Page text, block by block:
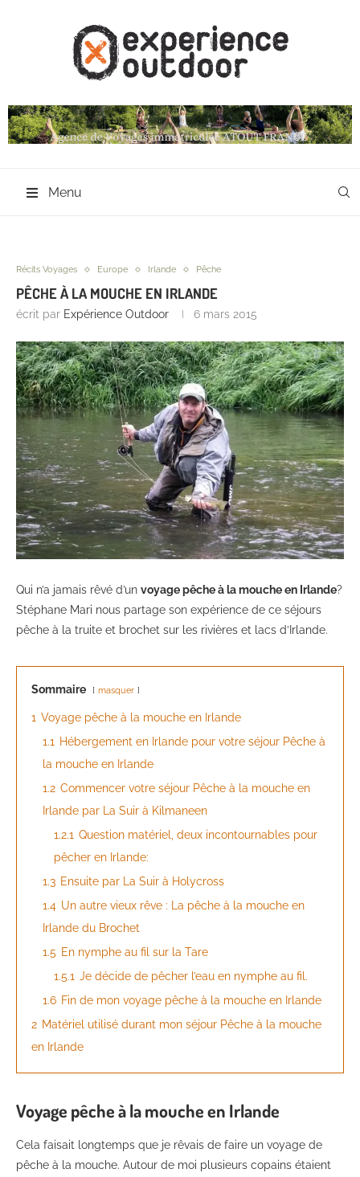
Menu
Récits Voyages Europe Irlande Pêche
PÊCHE À LA MOUCHE EN IRLANDE
écrit par Expérience Outdoor 6 mars 2015
Qui n’a jamais rêvé d’un voyage pêche à la mouche en Irlande?
Stéphane Mari nous partage son expérience de ce séjours
pêche à la truite et brochet sur les rivières et lacs d’Irlande.
Sommaire masquer
1 Voyage pêche à la mouche en Irlande
1.1
Hébergement en Irlande pour votre séjour Pêche à
la mouche en Irlande
1.2 Commencer votre séjour Pêche à la mouche en
Irlande par La Suir à Kilmaneen
1.2.1 Question matériel, deux incontournables pour
pêcher en Irlande:
1.3 Ensuite par La Suir à Holycross
1.4 Un autre vieux rêve : La pêche à la mouche en
Irlande du Brochet
1.5 En nymphe au fil sur la Tare
1.5.1 Je décide de pêcher l’eau en nymphe au fil.
1.6 Fin de mon voyage pêche à la mouche en Irlande
2 Matériel utilisé durant mon séjour Pêche à la mouche
en Irlande
Voyage pêche à la mouche en Irlande
Cela faisait longtemps que je rêvais de faire un voyage de
pêche à la mouche. Autour de moi plusieurs copains étaient